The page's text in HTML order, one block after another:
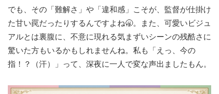
でも、その「難解さ」や「違和感」こそが、監督が仕掛け
た甘い罠だったりするんですよね🥱。また、可愛いビジュ
アルとは裏腹に、不意に現れる気まずいシーンの残酷さに
驚いた方もいるかもしれませんね。私も「えっ、今の
指！？（汗）」って、深夜に一人で変な声出ましたもん。